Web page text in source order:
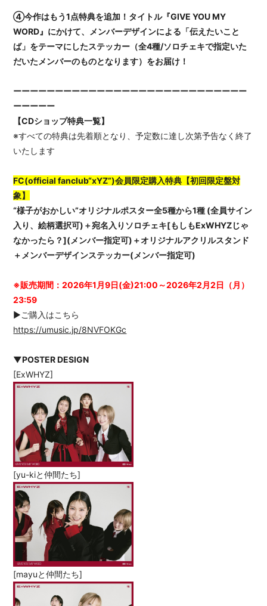
④今作はもう1点特典を追加！タイトル『GIVE YOU MY
WORD』にかけて、メンバーデザインによる「伝えたいこと
ば」をテーマにしたステッカー（全4種/ソロチェキで指定いた
だいたメンバーのものとなります）をお届け！
ーーーーーーーーーーーーーーーーーーーーーーーーーーーー
ーーーーー
【CDショップ特典一覧】
※すべての特典は先着順となり、予定数に達し次第予告なく終了
いたします
FC(official fanclub“xYZ”)会員限定購入特典【初回限定盤対
象】
“様子がおかしい”オリジナルポスター全5種から1種 (全員サイン
入り、絵柄選択可)＋宛名入りソロチェキ[もしもExWHYZじゃ
なかったら？](メンバー指定可)＋オリジナルアクリルスタンド
＋メンバーデザインステッカー(メンバー指定可)
※販売期間：2026年1月9日(金)21:00～2026年2月2日（月）
23:59
▶ご購入はこちら
https://umusic.jp/8NVFOKGc
▼POSTER DESIGN
[ExWHYZ]
[yu-kiと仲間たち]
[mayuと仲間たち]